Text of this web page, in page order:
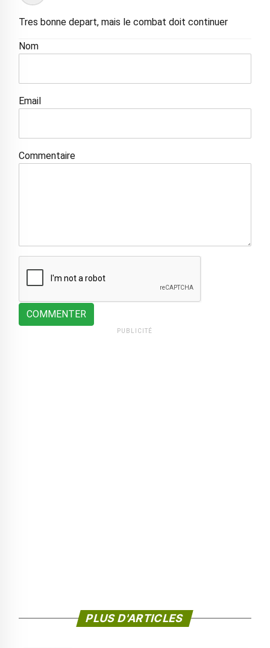
Tres bonne depart, mais le combat doit continuer
Nom
Email
Commentaire
COMMENTER
PUBLICITÉ
PLUS D'ARTICLES